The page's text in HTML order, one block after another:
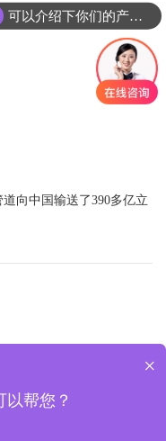
向中国输送了390多亿立
可以介绍下你们的产品么
×
帮您？